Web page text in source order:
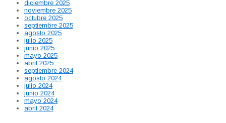
diciembre 2025
noviembre 2025
octubre 2025
septiembre 2025
agosto 2025
julio 2025
junio 2025
mayo 2025
abril 2025
septiembre 2024
agosto 2024
julio 2024
junio 2024
mayo 2024
abril 2024